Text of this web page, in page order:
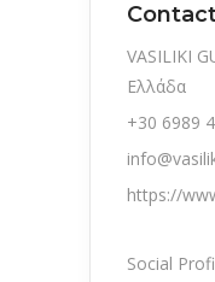
VASILIKI
Ελλάδα
+30 6989
https://
Social